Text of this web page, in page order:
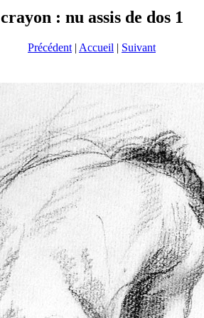
crayon : nu assis de dos 1
Précédent | Accueil | Suivant